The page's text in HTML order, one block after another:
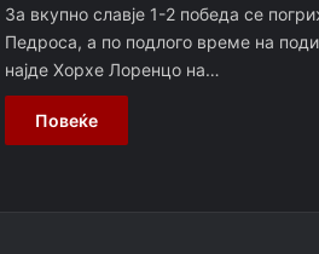
За вкупно славје 1-2 победа се
Педроса, а по подлого време на
најде Хорхе Лоренцо на…
Повеќе